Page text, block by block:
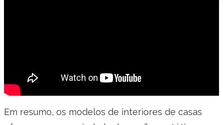
Em resumo, os modelos de interiores de casas